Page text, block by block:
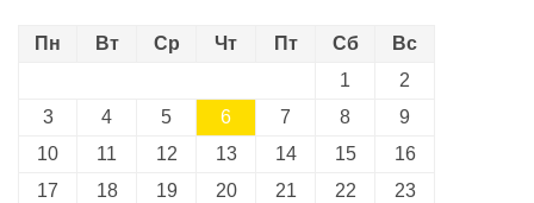
Пн Вт Ср Чт Пт Сб
Вс
1
2
3
4 5 6 7 8
9
10
11 12 13 14 15
16
17
18 19 20 21 22
23